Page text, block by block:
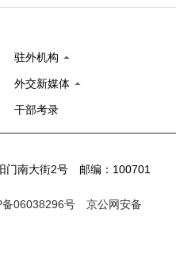
驻外机构
外交新媒体
干部考录
门南大街2号 邮编：100701
备06038296号
京公网安备